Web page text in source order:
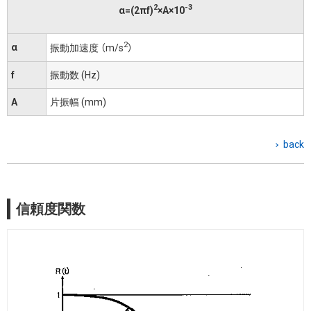
α=(2πf)2×A×10-3
α 振動加速度 （m/s2）
f 振動数 (Hz)
A 片振幅 (mm)
back
信頼度関数